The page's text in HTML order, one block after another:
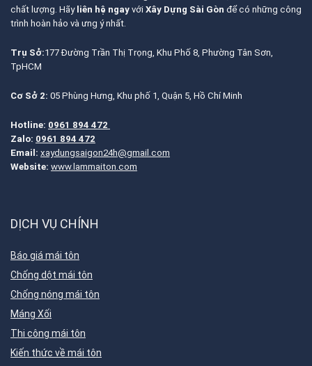
chất lượng. Hãy liên hệ ngay với Xây Dựng Sài Gòn để có những công
trình hoàn hảo và ưng ý nhất.
Trụ Sở:177 Đường Trần Thị Trọng, Khu Phố 8, Phường Tân Sơn,
TpHCM
Cơ Sở 2: 05 Phùng Hưng, Khu phố 1, Quận 5, Hồ Chí Minh
Hotline: 0961 894 472
Zalo: 0961 894 472
Email: xaydungsaigon24h@gmail.com
Website: www.lammaiton.com
DỊCH VỤ CHÍNH
Báo giá mái tôn
Chống dột mái tôn
Chống nóng mái tôn
Máng Xối
Thi công mái tôn
Kiến thức về mái tôn